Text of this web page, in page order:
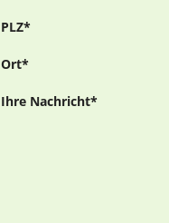
PLZ*
Ort*
Ihre Nachricht*